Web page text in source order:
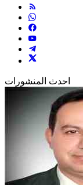
احدث المنشورات